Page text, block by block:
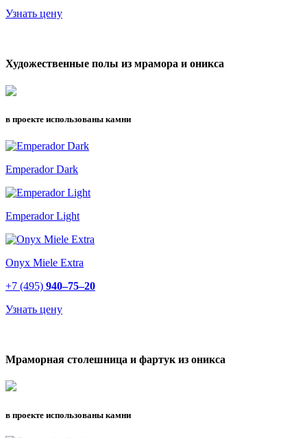
Узнать цену
Художественные полы из мрамора и оникса
в проекте использованы камни
Emperador Dark
Emperador Light
Onyx Miele Extra
+7 (495) 940–75–20
Узнать цену
Мраморная столешница и фартук из оникса
в проекте использованы камни